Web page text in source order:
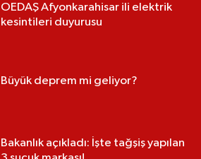
OEDAŞ Afyonkarahisar ili elektrik
kesintileri duyurusu
Büyük deprem mi geliyor?
Bakanlık açıkladı: İşte tağşiş yapılan